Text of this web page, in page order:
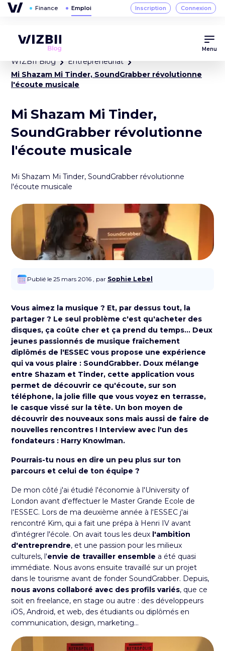
Menu
WIZBII Blog
Entrepreneuriat
Mi Shazam Mi Tinder, SoundGrabber révolutionne
l'écoute musicale
Mi Shazam Mi Tinder,
SoundGrabber révolutionne
l'écoute musicale
Mi Shazam Mi Tinder, SoundGrabber révolutionne
l'écoute musicale
Publié le 25 mars 2016 , par Sophie Lebel
Vous aimez la musique ? Et, par dessus tout, la
partager ? Le seul problème c'est qu'acheter des
disques, ça coûte cher et ça prend du temps... Deux
jeunes passionnés de musique fraîchement
diplômés de l'ESSEC vous propose une expérience
qui va vous plaire : SoundGrabber. Doux mélange
entre Shazam et Tinder, cette application vous
permet de découvrir ce qu'écoute, sur son
téléphone, la jolie fille que vous voyez en terrasse,
le casque vissé sur la tête. Un bon moyen de
découvrir des nouveaux sons mais aussi de faire de
nouvelles rencontres ! Interview avec l'un des
fondateurs : Harry Knowlman.
Pourrais-tu nous en dire un peu plus sur ton
parcours et celui de ton équipe ?
De mon côté j'ai étudié l'économie à l'University of
London avant d'effectuer le Master Grande Ecole de
l'ESSEC. Lors de ma deuxième année à l'ESSEC j'ai
rencontré Kim, qui a fait une prépa à Henri IV avant
d'intégrer l'école. On avait tous les deux l'ambition
d'entreprendre, et une passion pour les milieux
culturels, l'envie de travailler ensemble a été quasi
immédiate. Nous avons ensuite travaillé sur un projet
dans le tourisme avant de fonder SoundGrabber. Depuis,
nous avons collaboré avec des profils variés, que ce
soit en freelance, en stage ou autre : des développeurs
iOS, Android, et web, des étudiants ou diplômés en
communication, design, marketing...